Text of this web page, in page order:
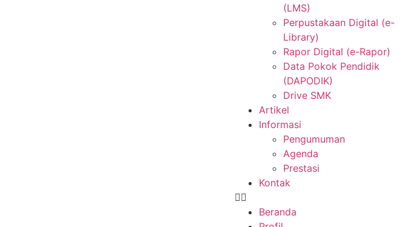
(LMS)
Perpustakaan Digital (e-
Library)
Rapor Digital (e-Rapor)
Data Pokok Pendidik
(DAPODIK)
Drive SMK
Artikel
Informasi
Pengumuman
Agenda
Prestasi
Kontak
Beranda